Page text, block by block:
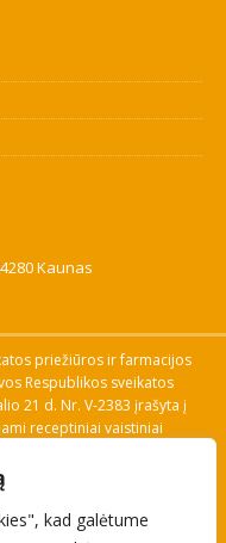
kad galėtume
Kaunas
priežiūros ir farmacijos
Respublikos sveikatos
21 d. Nr. V-2383 įrašyta į
receptiniai vaistiniai
Vaistų ir medicinos
tinklalapis, Sveikatos
apie įtariamą